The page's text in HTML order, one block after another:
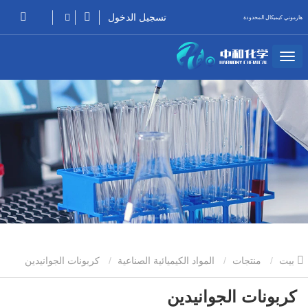
تسجيل الدخول هارموني كيميكال المحدودة
منتجات المواد الكيميائية الصناعية
كربونات الجوانيدين